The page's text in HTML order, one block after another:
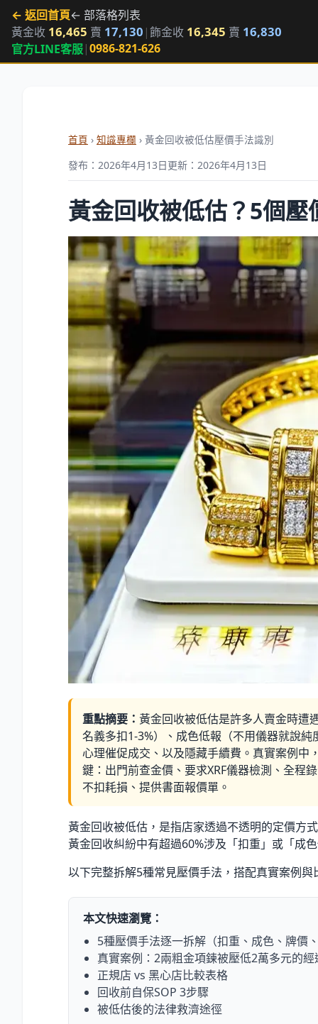
← 返回首頁← 部落格列表
黃金收 16,465 賣 17,130 |飾金收 16,345 賣 16,830
官方LINE客服|0986-821-626
首頁 › 知識專欄 › 黃金回收被低估壓價手法識別
發布：2026年4月13日更新：2026年4月13日
黃金回收被低估？5個
重點摘要： 黃金回收被低估是許多人賣金時遭
名義多扣1-3%）、成色低報（不用儀器就說
心理催促成交、以及隱藏手續費。真實案例中
鍵：出門前查金價、要求XRF儀器檢測、全程
不扣耗損、提供書面報價單。
黃金回收被低估，是指店家透過不透明的定價方
黃金回收糾紛中有超過60%涉及「扣重」或「成
以下完整拆解5種常見壓價手法，搭配真實案例
本文快速瀏覽：
5種壓價手法逐一拆解（扣重、成色、牌價
真實案例：2兩粗金項鍊被壓低2萬多元的經
正規店 vs 黑心店比較表格
回收前自保SOP 3步驟
被低估後的法律救濟途徑